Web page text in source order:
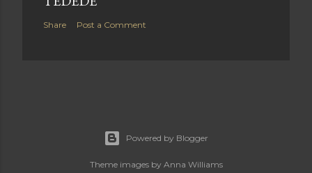
Share Post a Comment
Powered by Blogger
Theme images by Anna Williams